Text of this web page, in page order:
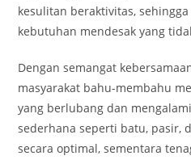
kesulitan beraktivitas,
kebutuhan mendesak yang
Dengan semangat
masyarakat bahu-membahu
yang berlubang dan
sederhana seperti batu, pasir,
secara optimal, sementara